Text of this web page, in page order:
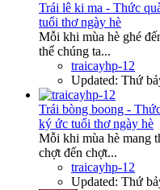
Trái lê ki ma - Thức
tuổi thơ ngày hè
Mỗi khi mùa hè ghé
thể chúng ta...
traicayhp-12
Updated: Thứ
Trái bòng boong -
ký ức tuổi thơ ngày hè
Mỗi khi mùa hè mang
chợt đến chợt...
traicayhp-12
Updated: Thứ